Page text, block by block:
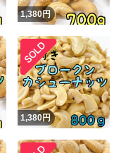
スピード発送
安心発送
1,380円
1,380円